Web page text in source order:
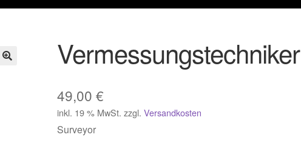
Vermessungstechniker
49,00€
inkl. 19 % MwSt. zzgl.Versandkosten
Surveyor